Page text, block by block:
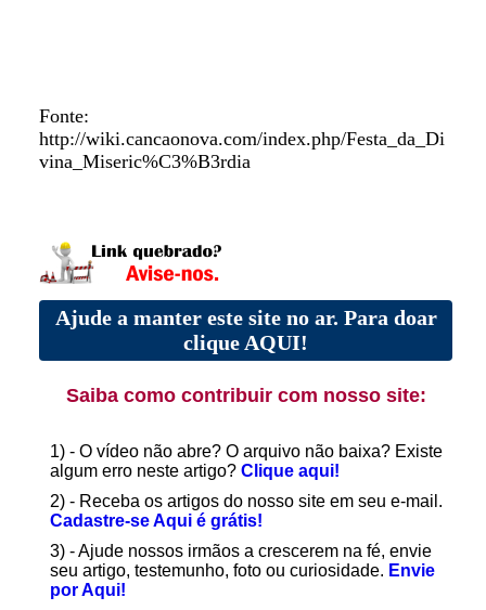
Fonte:
http://wiki.cancaonova.com/index.php/Festa_da_Di
vina_Miseric%C3%B3rdia
Ajude a manter este site no ar. Para doar
clique AQUI!
Saiba como contribuir com nosso site:
1) - O vídeo não abre? O arquivo não baixa? Existe
algum erro neste artigo? Clique aqui!
2) - Receba os artigos do nosso site em seu e-mail.
Cadastre-se Aqui é grátis!
3) - Ajude nossos irmãos a crescerem na fé, envie
seu artigo, testemunho, foto ou curiosidade. Envie
por Aqui!